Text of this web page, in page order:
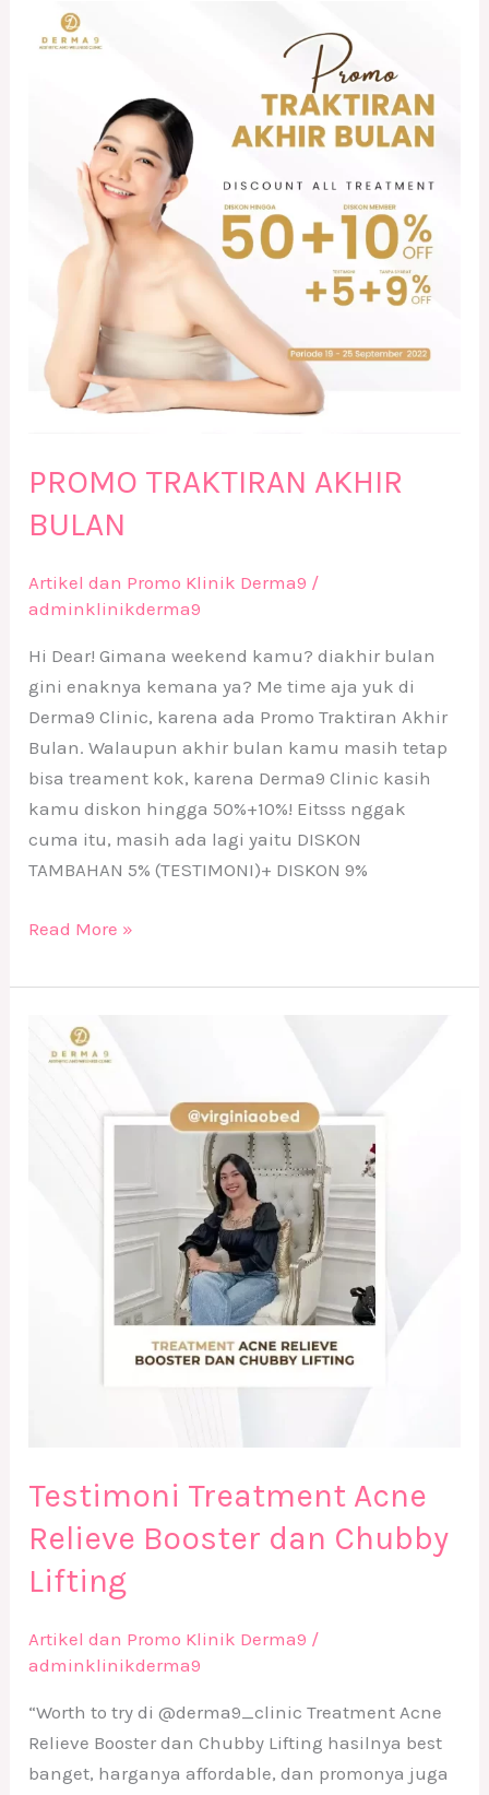
PROMO TRAKTIRAN AKHIR
BULAN
Artikel dan Promo Klinik Derma9 /
adminklinikderma9
Hi Dear! Gimana weekend kamu? diakhir bulan
gini enaknya kemana ya? Me time aja yuk di
Derma9 Clinic, karena ada Promo Traktiran Akhir
Bulan. Walaupun akhir bulan kamu masih tetap
bisa treament kok, karena Derma9 Clinic kasih
kamu diskon hingga 50%+10%! Eitsss nggak
cuma itu, masih ada lagi yaitu DISKON
TAMBAHAN 5% (TESTIMONI)+ DISKON 9%
PROMO
TRAKTIRAN
Read More »
Testimoni Treatment Acne
Relieve Booster dan Chubby
Lifting
Artikel dan Promo Klinik Derma9 /
adminklinikderma9
“Worth to try di @derma9_clinic Treatment Acne
Relieve Booster dan Chubby Lifting hasilnya best
banget, harganya affordable, dan promonya juga
Testimoni
Treatment